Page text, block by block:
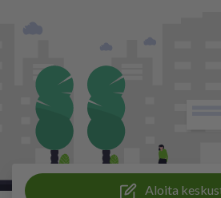
Aloita